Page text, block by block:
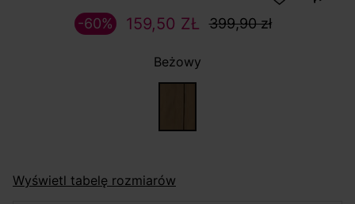
159,50 ZŁ 399,90 zł
-60%
Beżowy
Wyświetl tabelę rozmiarów